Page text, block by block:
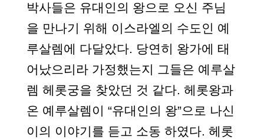
박사들은 유대인의 왕으로 오신 주님
을 만나기 위해 이스라엘의 수도인 예
루살렘에 다달았다. 당연히 왕가에 태
어났으리라 가정했는지 그들은 예루살
렘 헤롯궁을 찾았던 것 같다. 헤롯왕과
온 예루살렘이 “유대인의 왕”으로 나신
이의 이야기를 듣고 소동 하였다. 헤롯